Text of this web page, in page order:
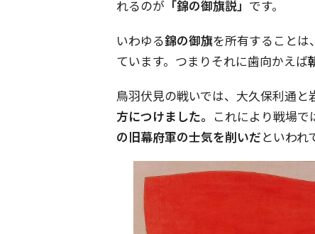
れるのが 「錦の御旗説」 です。
いわゆる錦の御旗を所有することは
ています。つまりそれに歯向かえば
鳥羽伏見の戦いでは、大久保利通と
方につけました。 これにより戦場で
の旧幕府軍の士気を削いだといわれ